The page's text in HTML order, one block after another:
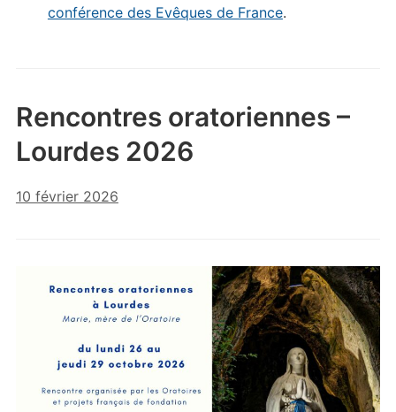
conférence des Evêques de France.
Rencontres oratoriennes –
Lourdes 2026
10 février 2026